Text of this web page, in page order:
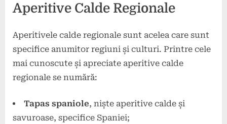
Aperitive Calde Regionale
Aperitivele calde regionale sunt acelea care sunt
specifice anumitor regiuni și culturi. Printre cele
mai cunoscute și apreciate aperitive calde
regionale se numără:
Tapas spaniole, niște aperitive calde și
savuroase, specifice Spaniei;